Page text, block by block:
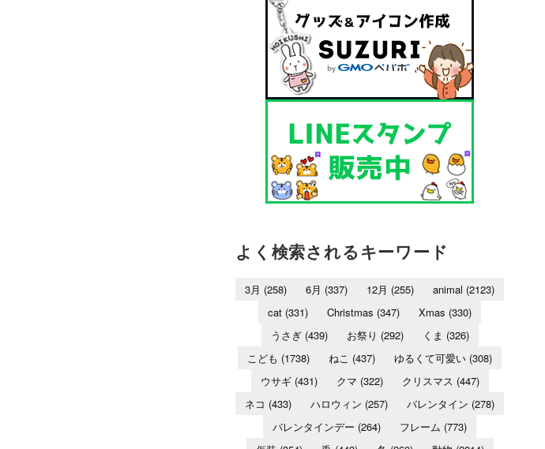
よく検索されるキーワード
3月 (258) 6月 (337) 12月 (255) animal (2123)
cat (331) Christmas (347) Xmas (330)
うさぎ(439) お祭り (292) くま (326)
こども (1738) ねこ (437) ゆるくて可愛い (308)
ウサギ(431) クマ (322) クリスマス (447)
ネコ (433) ハロウィン (257) バレンタイン (278)
バレンタインデー (264) フレーム (773)